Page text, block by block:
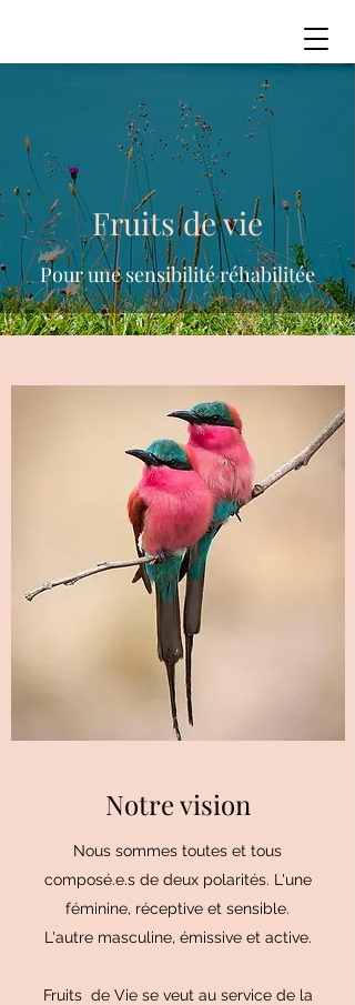
Fruits de vie
Pour une sensibilité réhabilitée
Notre vision
Nous sommes toutes et tous
composé.e.s de deux polarités. L'une
féminine, réceptive et sensible.
L'autre masculine, émissive et active.
Fruits de Vie se veut au service de la